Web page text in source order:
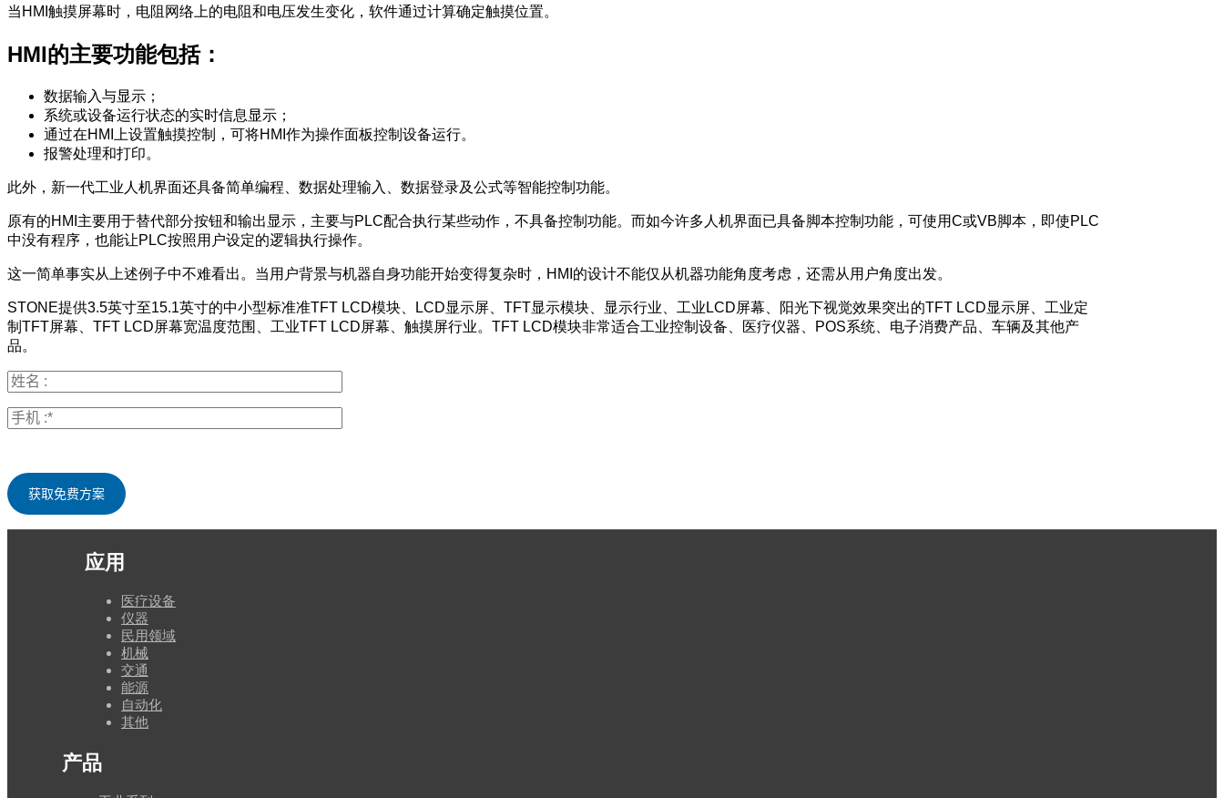
当HMI触摸屏幕时，电阻网络上的电阻和电压发生变化，软件通过计算确定触摸位置。
HMI的主要功能包括：
数据输入与显示；
系统或设备运行状态的实时信息显示；
通过在HMI上设置触摸控制，可将HMI作为操作面板控制设备运行。
报警处理和打印。
此外，新一代工业人机界面还具备简单编程、数据处理输入、数据登录及公式等智能控制功能。
原有的HMI主要用于替代部分按钮和输出显示，主要与PLC配合执行某些动作，不具备控制功能。而如今许多人机界面已具备脚本控制功能，可使用C或VB脚本，即使PLC
中没有程序，也能让PLC按照用户设定的逻辑执行操作。
这一简单事实从上述例子中不难看出。当用户背景与机器自身功能开始变得复杂时，HMI的设计不能仅从机器功能角度考虑，还需从用户角度出发。
STONE提供3.5英寸至15.1英寸的中小型标准准TFT LCD模块、LCD显示屏、TFT显示模块、显示行业、工业LCD屏幕、阳光下视觉效果突出的TFT LCD显示屏、工业定
制TFT屏幕、TFT LCD屏幕宽温度范围、工业TFT LCD屏幕、触摸屏行业。TFT LCD模块非常适合工业控制设备、医疗仪器、POS系统、电子消费产品、车辆及其他产
品。
应用
医疗设备
仪器
民用领域
机械
交通
能源
自动化
其他
产品